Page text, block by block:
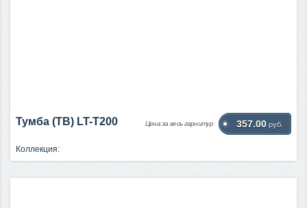
Тумба (ТВ) LT-Т200 Цена за весь гарнитур 357.00 руб.
Коллекция: